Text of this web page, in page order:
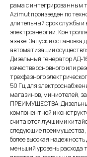
рама с интегрированным
Azimut произведен по
длительный срок службы и
электроэнергии.
языке. Запуск и остановка
автоматизации
Дизельный генератор АД-
качестве основного или
трехфазного
50 Гц для
магазинов, миниотелей,
ПРЕИМУЩЕСТВА:
компонентной и
считаются лучшими
следующие преимущества,
более высокая
меньший уровень расхода